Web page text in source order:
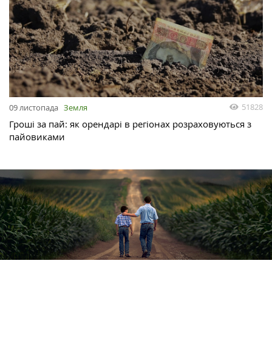
09 листопада Земля 51828
Гроші за пай: як орендарі в регіонах розраховуються з
пайовиками